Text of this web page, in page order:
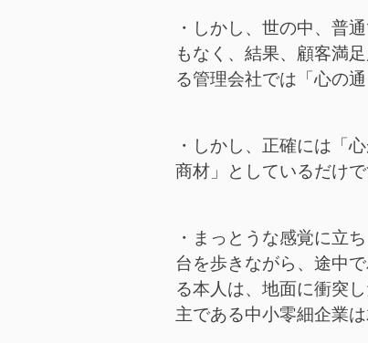
・しかし、世の中、普
もなく、結果、顧客満
る管理会社では「心の
・しかし、正確には「
商材」としているだけ
・まっとうな感覚に立
台を歩きながら、途中
る本人は、地面に衝突
主である中小零細企業